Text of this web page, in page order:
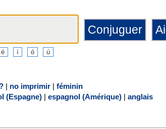
| no imprimir | féminin
(Espagne) | espagnol (Amérique) | anglais